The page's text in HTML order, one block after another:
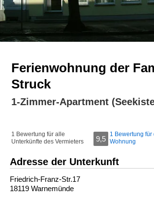
Ferienwohnung der
Struck
1-Zimmer-Apartment
1 Bewertung für alle
Unterkünfte des Vermieters
9,5
1 Bewertung für
Wohnung
Adresse der Unterkunft
Friedrich-Franz-Str.17
18119 Warnemünde